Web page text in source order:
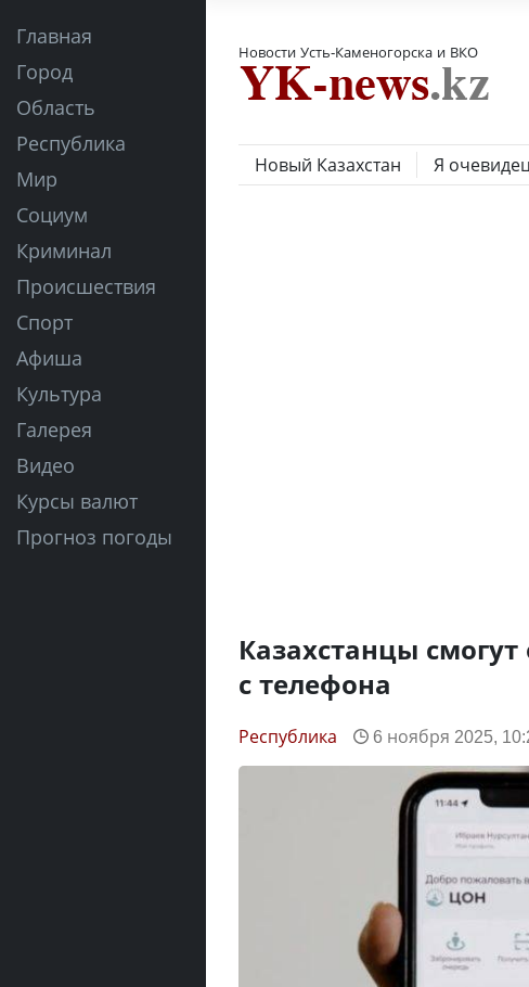
Главная
Город
Область
Республика
Мир
Социум
Криминал
Происшествия
Спорт
Афиша
Культура
Галерея
Видео
Курсы валют
Прогноз погоды
Новости Усть-Каменогорска и ВКО
Новый Казахстан Я
Казахстанцы
с телефона
Республика 6 ноября 2025,